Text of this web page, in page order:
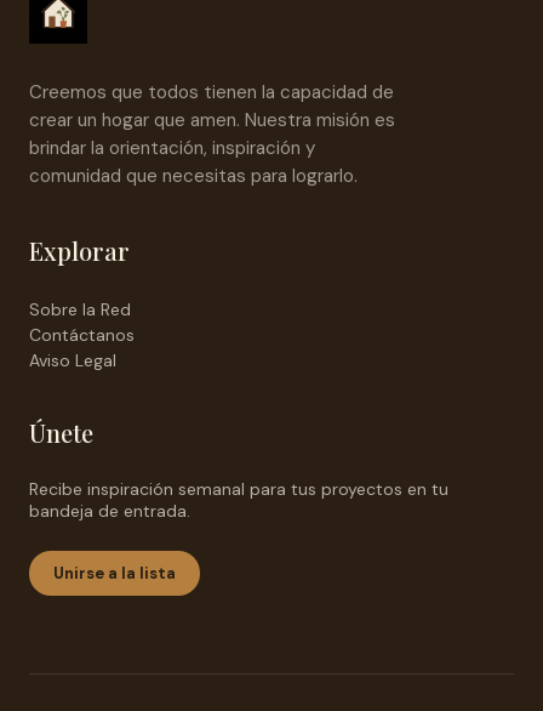
Creemos que todos tienen la capacidad de
crear un hogar que amen. Nuestra misión es
brindar la orientación, inspiración y
comunidad que necesitas para lograrlo.
Explorar
Sobre la Red
Contáctanos
Aviso Legal
Únete
Recibe inspiración semanal para tus proyectos en tu
bandeja de entrada.
Unirse a la lista